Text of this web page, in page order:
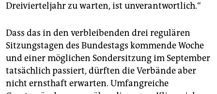
Dreivierteljahr zu warten, ist unverantwortlich.“
Dass das in den verbleibenden drei regulären
Sitzungstagen des Bundestags kommende Woche
und einer möglichen Sondersitzung im September
tatsächlich passiert, dürften die Verbände aber
nicht ernsthaft erwarten. Umfangreiche